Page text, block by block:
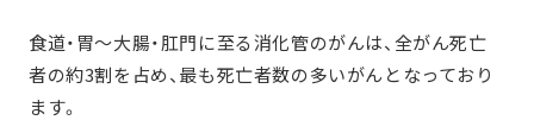
食道・胃～大腸・肛門に至る消化管のがんは、全がん死亡
者の約3割を占め、最も死亡者数の多いがんとなっており
ます。